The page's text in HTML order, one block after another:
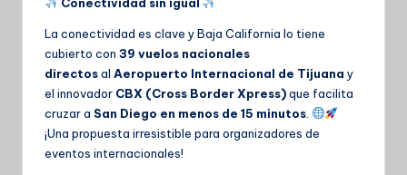
La conectividad es clave y Baja California lo tiene
cubierto con 39 vuelos nacionales
directosal Aeropuerto Internacional de Tijuana y
el innovador CBX (Cross Border Xpress)que facilita
cruzar a San Diego en menos de 15 minutos
¡Una propuesta irresistible para organizadores de
eventos internacionales!